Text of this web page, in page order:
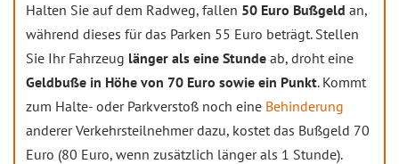
Halten Sie auf dem Radweg, fallen 50 Euro Bußgeld an,
während dieses für das Parken 55 Euro beträgt. Stellen
Sie Ihr Fahrzeug länger als eine Stunde ab, droht eine
Geldbuße in Höhe von 70 Euro sowie ein Punkt. Kommt
zum Halte- oder Parkverstoß noch eine Behinderung
anderer Verkehrsteilnehmer dazu, kostet das Bußgeld 70
Euro (80 Euro, wenn zusätzlich länger als 1 Stunde).